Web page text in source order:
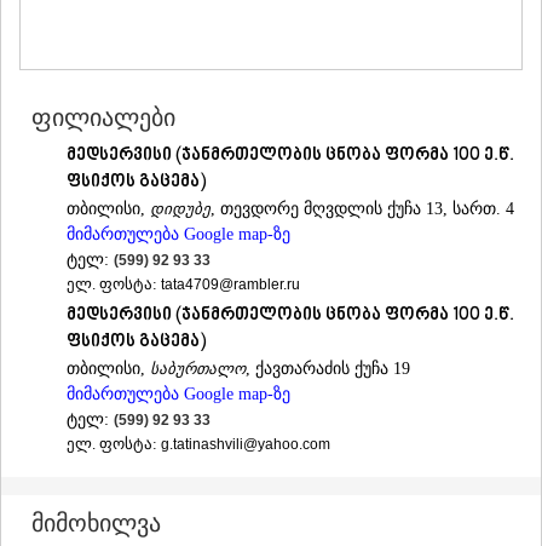
ᲖᲣᲒᲓᲘᲓᲘ
ᲛᲐᲠᲢᲕᲘᲚᲘ
ᲛᲔᲡᲢᲘᲐ
ᲡᲔᲜᲐᲙᲘ
ᲤᲝᲗᲘ
ᲩᲮᲝᲠᲝᲬᲧᲣ
ᲬᲐᲚᲔᲜᲯᲘᲮᲐ
ᲮᲝᲑᲘ
ᲐᲜᲐᲙᲚᲘᲐ
ᲡᲐᲛᲪᲮᲔ–ᲯᲐᲕᲐᲮᲔᲗᲘ
ᲐᲓᲘᲒᲔᲜᲘ
ᲐᲡᲞᲘᲜᲫᲐ
ᲐᲮᲐᲚᲥᲐᲚᲐᲥᲘ
ᲐᲮᲐᲚᲪᲘᲮᲔ
ᲐᲑᲐᲡᲗᲣᲛᲐᲜᲘ
ფილიალები
მედსერვისი (ჯანმრთელობის ცნობა ფორმა 100 ე.წ.
ფსიქოს გაცემა)
თბილისი, დიდუბე, თევდორე მღვდლის ქუჩა 13, სართ. 4
მიმართულება Google map-ზე
ტელ: (599) 92 93 33
ელ. ფოსტა: tata4709@rambler.ru
მედსერვისი (ჯანმრთელობის ცნობა ფორმა 100 ე.წ.
ფსიქოს გაცემა)
თბილისი, საბურთალო, ქავთარაძის ქუჩა 19
მიმართულება Google map-ზე
ტელ: (599) 92 93 33
ელ. ფოსტა: g.tatinashvili@yahoo.com
მიმოხილვა